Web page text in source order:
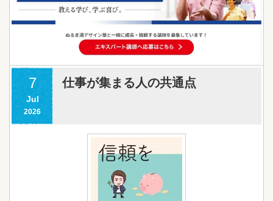
7
Jul
2026
仕事が集まる人の共通点